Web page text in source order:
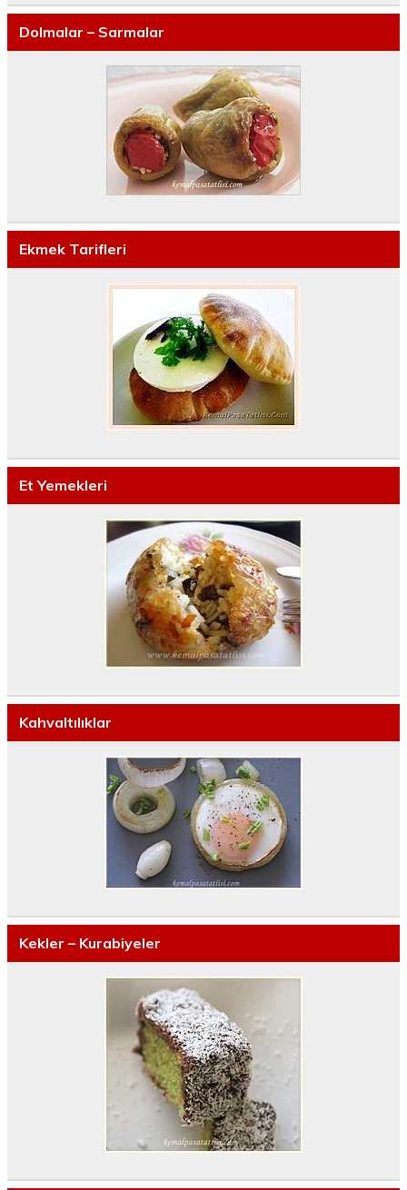
Dolmalar – Sarmalar
Ekmek Tarifleri
Et Yemekleri
Kahvaltılıklar
Kekler – Kurabiyeler